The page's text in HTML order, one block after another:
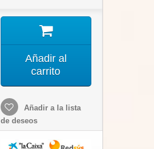
Añadir al
carrito
Añadir a la lista
de deseos